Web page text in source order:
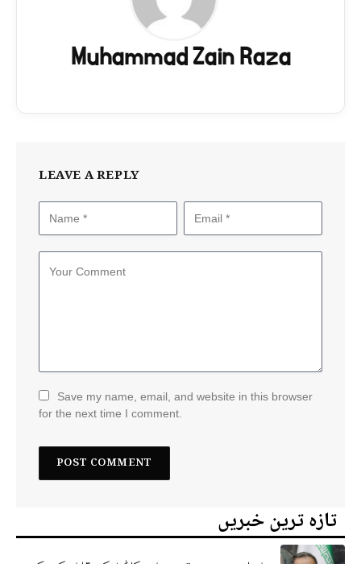
Muhammad Zain Raza
LEAVE A REPLY
Save my name, email, and website in this browser
for the next time I comment.
تازہ ترین خبریں